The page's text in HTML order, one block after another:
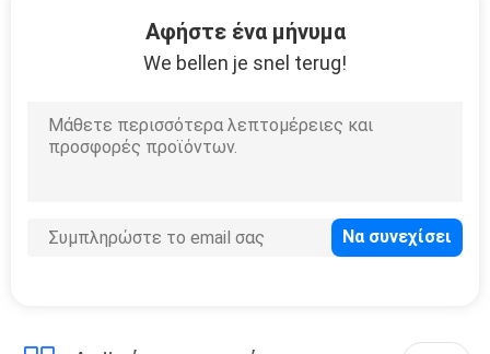
με καρέκλα
Αφήστε ένα μήνυμα
We bellen je snel terug!